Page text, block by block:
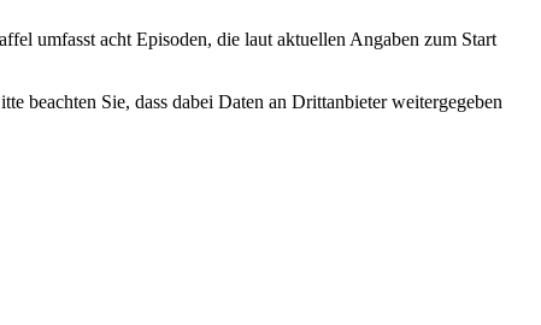
umfasst acht Episoden, die laut aktuellen Angaben zum Start
beachten Sie, dass dabei Daten an Drittanbieter weitergegeben